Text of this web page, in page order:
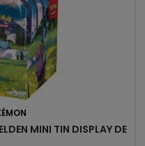
MINI TIN DISPLAY DE